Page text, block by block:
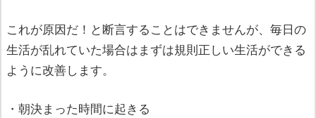
これが原因だ！と断言することはできませんが、毎日の
生活が乱れていた場合はまずは規則正しい生活ができる
ように改善します。
・朝決まった時間に起きる